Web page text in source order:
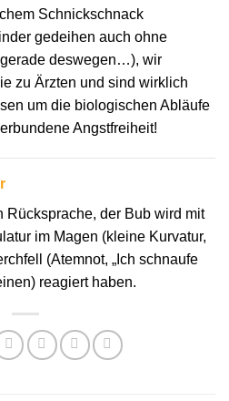
Schnickschnack
gedeihen auch ohne
gerade deswegen…), wir
zu Ärzten und sind wirklich
um die biologischen Abläufe
Angstfreiheit!
Rücksprache, der Bub wird mit
im Magen (kleine Kurvatur,
(Atemnot, „Ich schnaufe
reagiert haben.